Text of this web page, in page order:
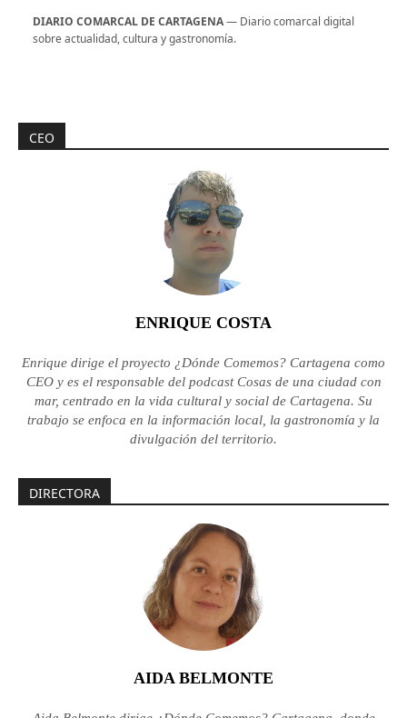
DIARIO COMARCAL DE CARTAGENA— Diario comarcal digital
sobre actualidad, cultura y gastronomía.
CEO
ENRIQUE COSTA
Enrique dirige el proyecto ¿Dónde Comemos? Cartagena como
CEO y es el responsable del podcast Cosas de una ciudad con
mar, centrado en la vida cultural y social de Cartagena. Su
trabajo se enfoca en la información local, la gastronomía y la
divulgación del territorio.
DIRECTORA
AIDA BELMONTE